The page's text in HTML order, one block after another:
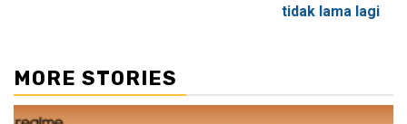
tidak lama lagi
MORE STORIES